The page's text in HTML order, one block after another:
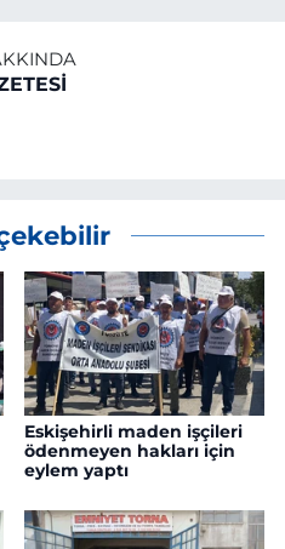
Eskişehirli maden işçileri
ödenmeyen hakları için
eylem yaptı